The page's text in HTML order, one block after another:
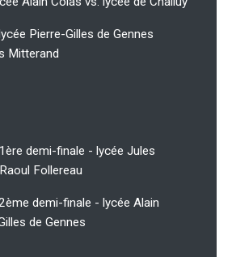
Pierre-Gilles de Gennes
Mitterand
demi-finale - lycée Jules
Follereau
demi-finale - lycée Alain
de Gennes